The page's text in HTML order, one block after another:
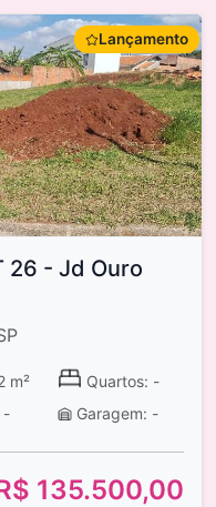
Lançamento
26 - Jd Ouro
m²
Quartos: -
- Garagem: -
135.500,00